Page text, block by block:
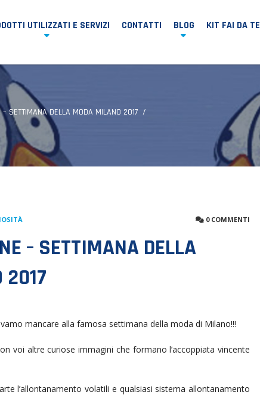
UTILIZZATI E SERVIZI CONTATTI BLOG KIT FAI DA TE
SETTIMANA DELLA MODA MILANO 2017
0 COMMENTI
– SETTIMANA DELLA
2017
mancare alla famosa settimana della moda di Milano!!!
voi altre curiose immagini che formano l’accoppiata vincente
l’allontanamento volatili e qualsiasi sistema allontanamento